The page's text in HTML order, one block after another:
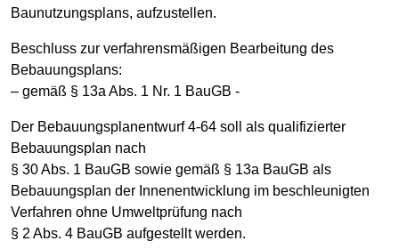
Baunutzungsplans, aufzustellen.
Beschluss zur verfahrensmäßigen Bearbeitung des
Bebauungsplans:
– gemäß § 13a Abs. 1 Nr. 1 BauGB -
Der Bebauungsplanentwurf 4-64 soll als qualifizierter
Bebauungsplan nach
§ 30 Abs. 1 BauGB sowie gemäß § 13a BauGB als
Bebauungsplan der Innenentwicklung im beschleunigten
Verfahren ohne Umweltprüfung nach
§ 2 Abs. 4 BauGB aufgestellt werden.